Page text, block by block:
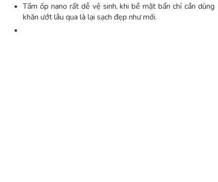
Tấm ốp nano rất dễ vệ sinh, khi bề mặt bẩn chỉ cần dùng
khăn ướt lâu qua là lại sạch đẹp như mới.